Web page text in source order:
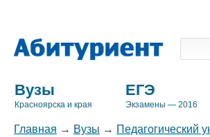
Вузы
Красноярска и края
ЕГЭ
Экзамены — 2016
Главная → Вузы → Педагогический